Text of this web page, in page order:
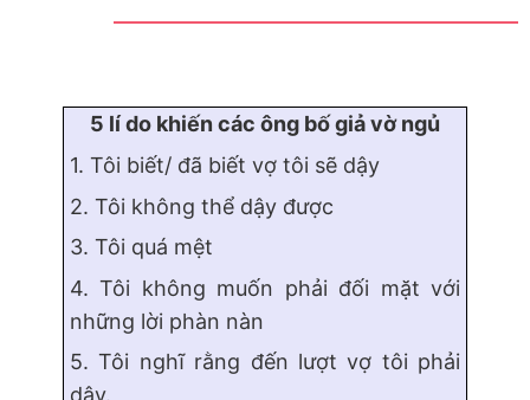
5 lí do khiến các ông bố giả vờ ngủ
1. Tôi biết/ đã biết vợ tôi sẽ dậy
2. Tôi không thể dậy được
3. Tôi quá mệt
4. Tôi không muốn phải đối mặt với
những lời phàn nàn
5. Tôi nghĩ rằng đến lượt vợ tôi phải